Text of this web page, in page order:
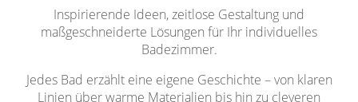
Inspirierende Ideen, zeitlose Gestaltung und
maßgeschneiderte Lösungen für Ihr individuelles
Badezimmer.
Jedes Bad erzählt eine eigene Geschichte – von klaren
Linien über warme Materialien bis hin zu cleveren